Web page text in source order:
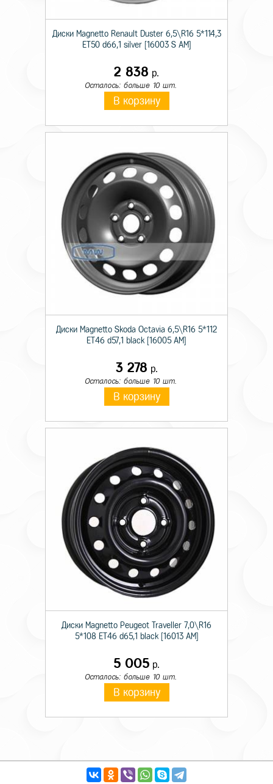
Диски Magnetto Renault Duster 6,5\R16 5*114,3
ET50 d66,1 silver [16003 S AM]
2 838 р.
Осталось: больше 10 шт.
В корзину
Диски Magnetto Skoda Octavia 6,5\R16 5*112
ET46 d57,1 black [16005 AM]
3 278 р.
Осталось: больше 10 шт.
В корзину
Диски Magnetto Peugeot Traveller 7,0\R16
5*108 ET46 d65,1 black [16013 AM]
5 005 р.
Осталось: больше 10 шт.
В корзину